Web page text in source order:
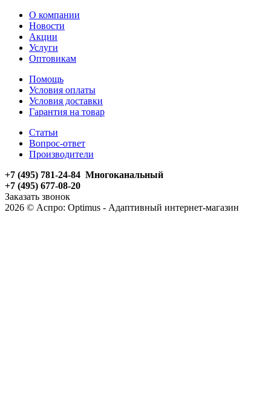
О компании
Новости
Акции
Услуги
Оптовикам
Помощь
Условия оплаты
Условия доставки
Гарантия на товар
Статьи
Вопрос-ответ
Производители
+7 (495) 781-24-84 Многоканальный
+7 (495) 677-08-20
Заказать звонок
2026 © Аспро: Optimus - Адаптивный интернет-магазин